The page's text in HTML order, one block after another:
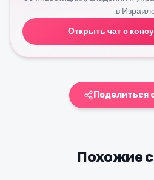
в
Открыть чат с
Поделиться
Похожие